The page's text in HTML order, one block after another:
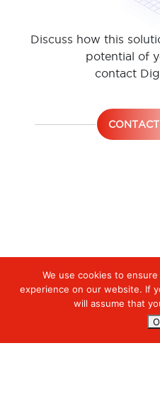
Discuss how this
potential of
contact
We use cookies to
experience on our website. If
will assume that
Digiserve » UAP (Unified